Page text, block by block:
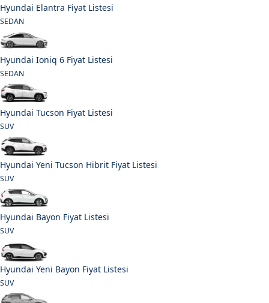
Hyundai Elantra Fiyat Listesi
SEDAN
Hyundai Ioniq 6 Fiyat Listesi
SEDAN
Hyundai Tucson Fiyat Listesi
SUV
Hyundai Yeni Tucson Hibrit Fiyat Listesi
SUV
Hyundai Bayon Fiyat Listesi
SUV
Hyundai Yeni Bayon Fiyat Listesi
SUV